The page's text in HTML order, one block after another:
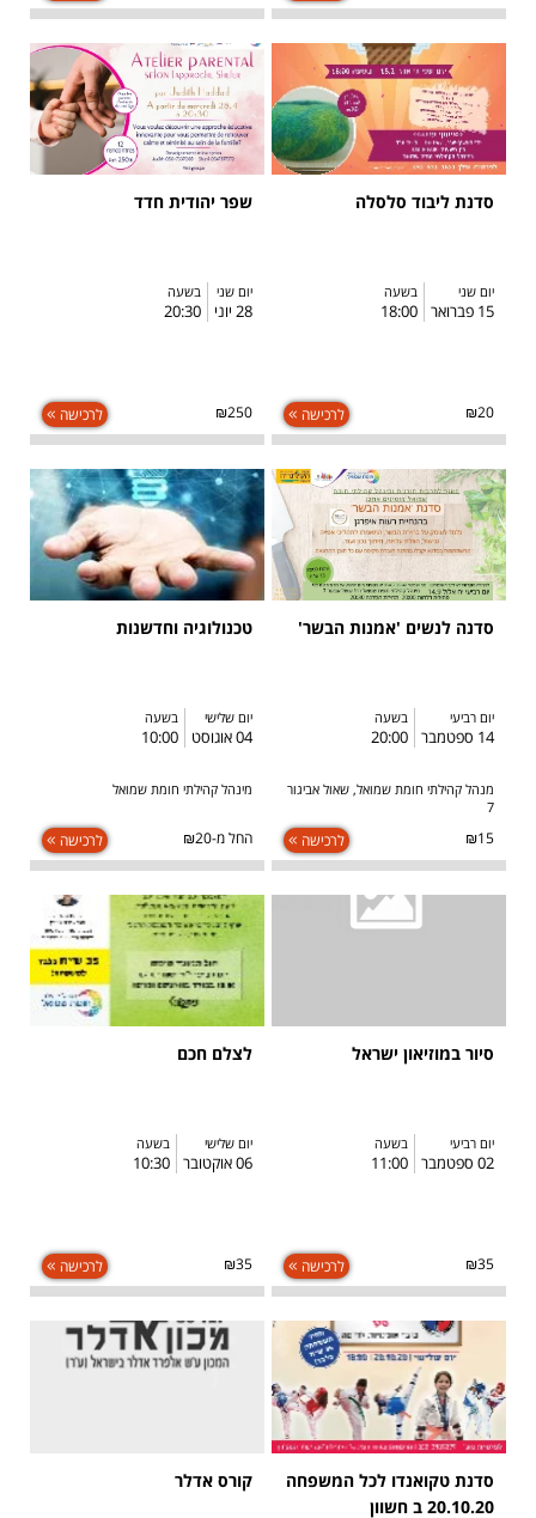
סדנת ליבוד סלסלה
יום שני
15 פברואר
בשעה
18:00
₪20 לרכישה
שפר יהודית חדד
יום שני
28 יוני
בשעה
20:30
₪250 לרכישה
סדנה לנשים 'אמנות הבשר'
יום רביעי
14 ספטמבר
בשעה
20:00
מנהל קהילתי חומת שמואל, שאול אביגור
7
₪15 לרכישה
טכנולוגיה וחדשנות
יום שלישי
04 אוגוסט
בשעה
10:00
מינהל קהילתי חומת שמואל
החל מ-₪20 לרכישה
סיור במוזיאון ישראל
יום רביעי
02 ספטמבר
בשעה
11:00
₪35 לרכישה
לצלם חכם
יום שלישי
06 אוקטובר
בשעה
10:30
₪35 לרכישה
סדנת טקואנדו לכל המשפחה
20.10.20 ב חשוון
קורס אדלר